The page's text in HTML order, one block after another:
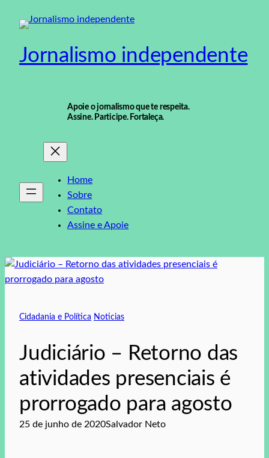
para
conteúdo
Jornalismo independente
Apoie o jornalismo que te respeita.
Assine. Participe. Fortaleça.
Home
Sobre
Contato
Assine e Apoie
Cidadania e Política Noticias
Judiciário – Retorno das
atividades presenciais é
prorrogado para agosto
25 de junho de 2020Salvador Neto